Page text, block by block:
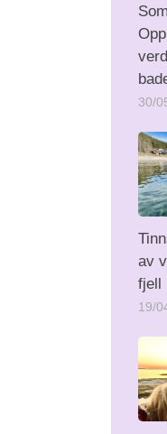
30/
av
fjell
19/